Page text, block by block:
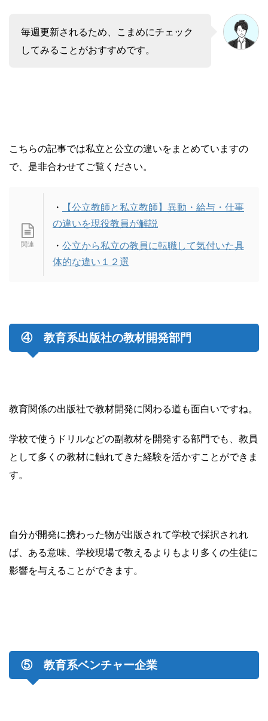
毎週更新されるため、こまめにチェック
してみることがおすすめです。
こちらの記事では私立と公立の違いをまとめていますの
で、是非合わせてご覧ください。
・
【公立教師と私立教師】異動・給与・仕事
の違いを現役教員が解説
・ 公立から私立の教員に転職して気付いた具
体的な違い１２選
④ 教育系出版社の教材開発部門
教育関係の出版社で教材開発に関わる道も面白いですね。
学校で使うドリルなどの副教材を開発する部門でも、教員
として多くの教材に触れてきた経験を活かすことができま
す。
自分が開発に携わった物が出版されて学校で採択されれ
ば、ある意味、学校現場で教えるよりもより多くの生徒に
影響を与えることができます。
⑤ 教育系ベンチャー企業